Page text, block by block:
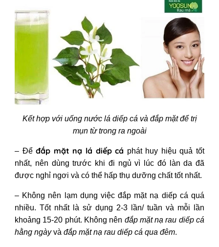
Kết hợp với uống nước lá diếp cá và đắp mặt để trị
mụn từ trong ra ngoài
– Đểđắp mặt nạ lá diếp cá phát huy hiệu quả tốt
nhất, nên dùng trước khi đi ngủ vì lúc đó làn da đã
được nghỉ ngơi và có thể hấp thụ dưỡng chất tốt nhất.
– Không nên lạm dụng việc đắp mặt nạ diếp cá quá
nhiều. Tốt nhất là sử dụng 2-3 lần/ tuần và mỗi lần
khoảng 15-20 phút. Không nên đắp mặt nạ rau diếp cá
hằng ngàyvà đắp mặt nạ rau diếp cá qua đêm.